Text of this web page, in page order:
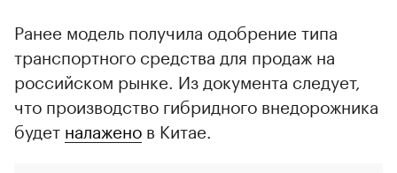
Ранее модель получила одобрение типа
транспортного средства для продаж на
российском рынке. Из документа следует,
что производство гибридного внедорожника
будет налажено в Китае.